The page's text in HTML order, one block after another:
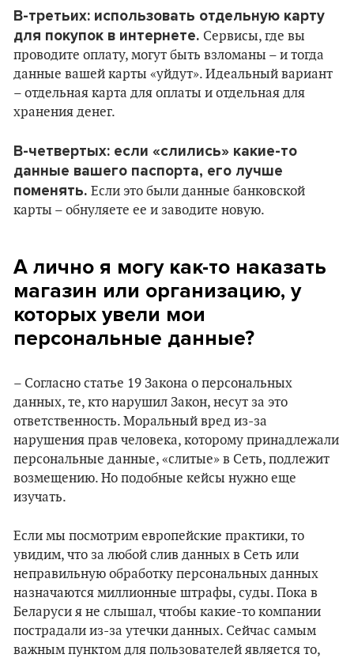
В-третьих: использовать отдельную карту
для покупок в интернете. Сервисы, где вы
проводите оплату, могут быть взломаны – и тогда
данные вашей карты «уйдут». Идеальный вариант
– отдельная карта для оплаты и отдельная для
хранения денег.
В-четвертых: если «слились» какие-то
данные вашего паспорта, его лучше
поменять. Если это были данные банковской
карты – обнуляете ее и заводите новую.
А лично я могу как-то наказать
магазин или организацию, у
которых увели мои
персональные данные?
– Согласно статье 19 Закона о персональных
данных, те, кто нарушил Закон, несут за это
ответственность. Моральный вред из-за
нарушения прав человека, которому принадлежали
персональные данные, «слитые» в Сеть, подлежит
возмещению. Но подобные кейсы нужно еще
изучать.
Если мы посмотрим европейские практики, то
увидим, что за любой слив данных в Сеть или
неправильную обработку персональных данных
назначаются миллионные штрафы, суды. Пока в
Беларуси я не слышал, чтобы какие-то компании
пострадали из-за утечки данных. Сейчас самым
важным пунктом для пользователей является то,